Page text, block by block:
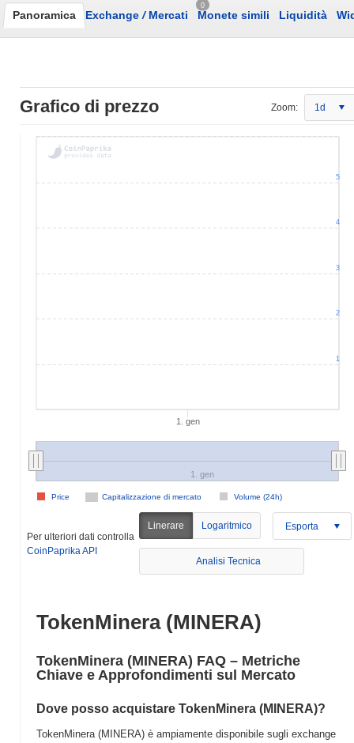
Panoramica Exchange /Mercati
0
Monete simili Liquidità
Grafico di prezzo Zoom: 1d
1. gen
Capitalizzazione di mercato Volume (24h)
Price
1. gen
1
2
3
4
5
Per ulteriori dati controlla
CoinPaprika API
Linerare Logaritmico Esporta
Analisi Tecnica
TokenMinera (MINERA)
TokenMinera (MINERA) FAQ – Metriche
Chiave e Approfondimenti sul Mercato
Dove posso acquistare TokenMinera (MINERA)?
TokenMinera (MINERA) è ampiamente disponibile sugli exchange